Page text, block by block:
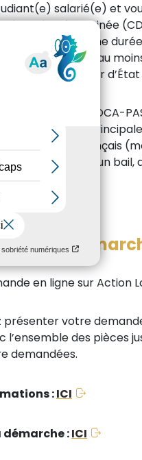
salarié(e) et
à durée déterminée
CDD pour une
de stage d’au
boursier
de L’AVANCE LOCA-
résidence
le territoire français
la signature d’un
les
en ligne sur Action
présenter votre
l’ensemble des pièces
demandées.
:ICI
:ICI